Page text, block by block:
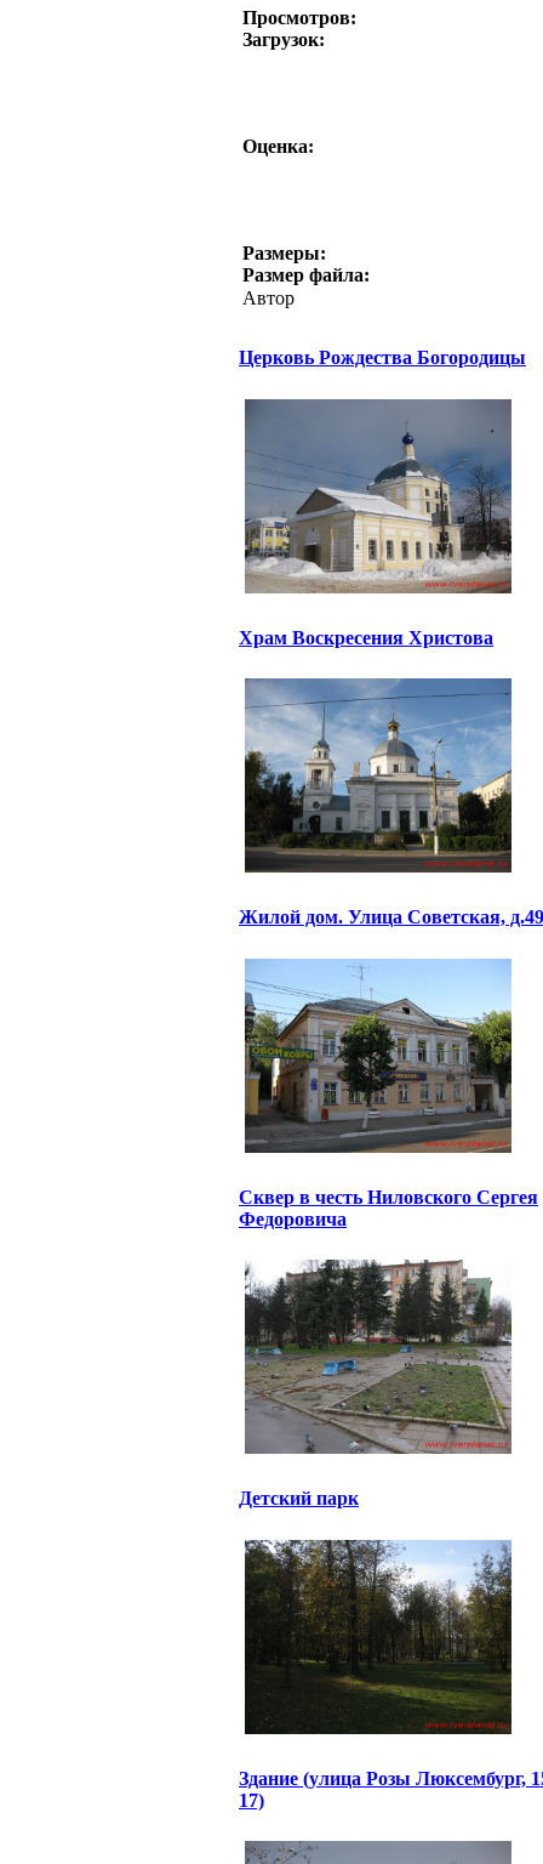
Просмотров:
Загрузок:
Оценка:
Размеры:
Размер файла:
Автор
Церковь Рождества Богородицы
Храм Воскресения Христова
Жилой дом. Улица Советская, д.49
Сквер в честь Ниловского Сергея
Федоровича
Детский парк
Здание (улица Розы Люксембург,
17)